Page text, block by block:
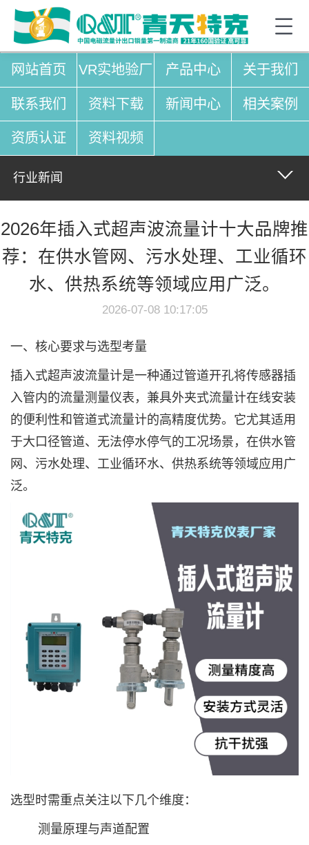
网站首页 VR实地验厂 产品中心 关于我们
联系我们 资料下载 新闻中心 相关案例
资质认证 资料视频
行业新闻
2026年插入式超声波流量计十大品牌推
荐：在供水管网、污水处理、工业循环
水、供热系统等领域应用广泛。
2026-07-08 10:17:05
一、核心要求与选型考量
插入式超声波流量计是一种通过管道开孔将传感器插
入管内的流量测量仪表，兼具外夹式流量计在线安装
的便利性和管道式流量计的高精度优势。它尤其适用
于大口径管道、无法停水停气的工况场景，在供水管
网、污水处理、工业循环水、供热系统等领域应用广
泛。
选型时需重点关注以下几个维度：
测量原理与声道配置‌